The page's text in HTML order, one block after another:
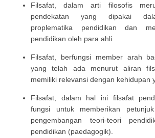
Filsafat, dalam arti filosofis
pendekatan yang dipakai
proplematika pendidikan dan
pendidikan oleh para ahli.
Filsafat, berfungsi member arah
yang telah ada menurut aliran
memiliki relevansi dengan kehidupan
Filsafat, dalam hal ini filsafat
fungsi untuk memberikan
pengembangan teori-teori
pendidikan (paedagogik).